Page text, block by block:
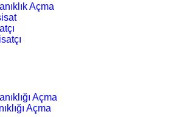
Açma
Açma
Açma